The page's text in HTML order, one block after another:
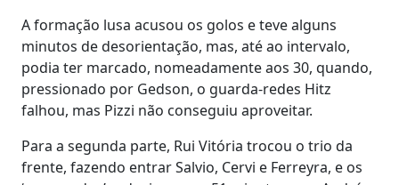
A formação lusa acusou os golos e teve alguns
minutos de desorientação, mas, até ao intervalo,
podia ter marcado, nomeadamente aos 30, quando,
pressionado por Gedson, o guarda-redes Hitz
falhou, mas Pizzi não conseguiu aproveitar.
Para a segunda parte, Rui Vitória trocou o trio da
frente, fazendo entrar Salvio, Cervi e Ferreyra, e os